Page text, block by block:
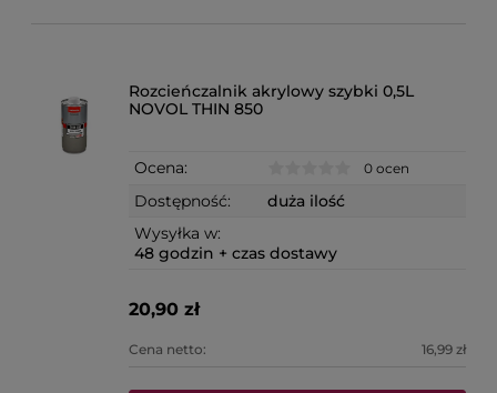
Rozcieńczalnik akrylowy szybki 0,5L
NOVOL THIN 850
Ocena: 0 ocen
Dostępność:
duża ilość
Wysyłka w:
48 godzin + czas dostawy
20,90 zł
Cena netto: 16,99 zł